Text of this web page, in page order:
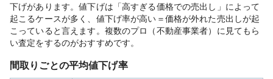
下げがあります。値下げは「高すぎる価格での売出し」によって
起こるケースが多く、値下げ率が高い＝価格が外れた売出しが起
こっていると言えます。複数のプロ（不動産事業者）に見てもら
い査定をするのがおすすめです。
間取りごとの平均値下げ率